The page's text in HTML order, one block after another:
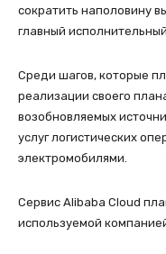
сократить наполовину
главный
Среди шагов, которые
реализации своего
возобновляемых
услуг логистических
электромобилями.
Сервис Alibaba Cloud
используемой